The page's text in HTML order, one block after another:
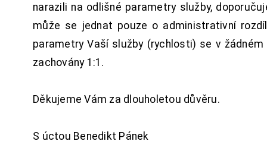
narazili na odlišné parametry služby,
může se jednat pouze o administrativní
parametry Vaší služby (rychlosti) se v
zachovány 1:1.
Děkujeme Vám za dlouholetou důvěru.
S úctou Benedikt Pánek